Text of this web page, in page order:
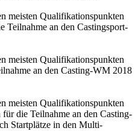
meisten Qualifikationspunkten
Teilnahme an den Castingsport-
meisten Qualifikationspunkten
an den Casting-WM 2018
meisten Qualifikationspunkten
die Teilnahme an den Casting-
Startplätze in den Multi-